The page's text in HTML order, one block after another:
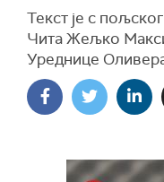
Текст је с
Чита Жељко
Уреднице